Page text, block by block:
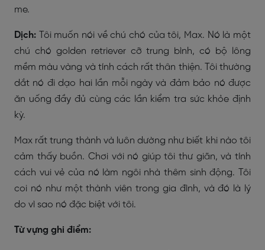
me.
Dịch: Tôi muốn nói về chú chó của tôi, Max. Nó là một
chú chó golden retriever cỡ trung bình, có bộ lông
mềm màu vàng và tính cách rất thân thiện. Tôi thường
dắt nó đi dạo hai lần mỗi ngày và đảm bảo nó được
ăn uống đầy đủ cùng các lần kiểm tra sức khỏe định
kỳ.
Max rất trung thành và luôn dường như biết khi nào tôi
cảm thấy buồn. Chơi với nó giúp tôi thư giãn, và tính
cách vui vẻ của nó làm ngôi nhà thêm sinh động. Tôi
coi nó như một thành viên trong gia đình, và đó là lý
do vì sao nó đặc biệt với tôi.
Từ vựng ghi điểm: